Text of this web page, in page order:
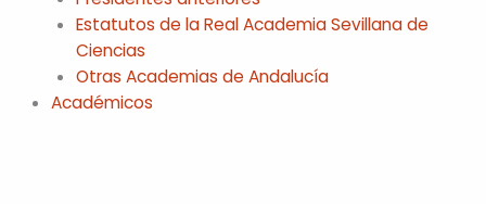
Estatutos de la Real Academia Sevillana de
Ciencias
Otras Academias de Andalucía
Académicos